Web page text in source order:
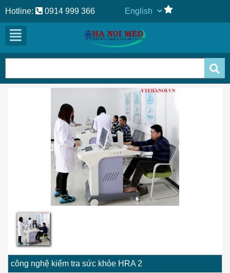
Hotline: 0914 999 366
công nghệ kiểm tra sức khỏe HRA 2